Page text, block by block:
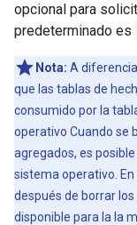
opcional para
predeterminado es
Nota: A
que las tablas de
consumido por la
operativo Cuando se
agregados, es
sistema operativo. En
después de borrar
disponible para la la